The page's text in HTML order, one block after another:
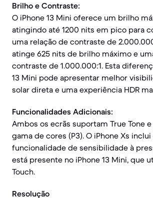
Brilho e Contraste:
O iPhone 13 Mini oferece um brilho
atingindo até 1200 nits em pico para
uma relação de contraste de
atinge 625 nits de brilho máximo e
contraste de 1.000.000:1. Esta
13 Mini pode apresentar melhor
solar direta e uma experiência HDR
Funcionalidades Adicionais:
Ambos os ecrãs suportam True Tone
gama de cores (P3). O iPhone Xs inclui
funcionalidade de sensibilidade à
está presente no iPhone 13 Mini, que
Touch.
Resolução